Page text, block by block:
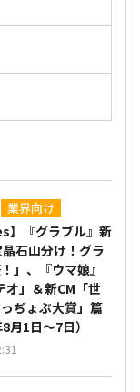
業界向け
】『グラブル』新
石山分け！グラ
」、『ウマ娘』
オ」＆新CM「世
ぢょぶ大賞」篇
月1日～7日）